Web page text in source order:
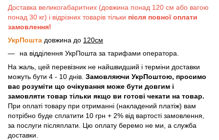
Доставка великогабаритних (довжина понад 120 см або вагою
понад 30 кг) і відрізних товарів тільки після повної оплати
замовлення!
УкрПошта довжина до 120см
на відділення УкрПошта за тарифами оператора.
На жаль, цей перевізник не найшвидший і терміни доставки
можуть бути 4 - 10 днів. Замовляючи УкрПоштою, просимо
вас розуміти що очікування може бути довгим і
замовляти товар тільки якщо ви готові чекати на товар.
При оплаті товару при отриманні (накладений платіж) вам
потрібно буде сплатити 10 грн + 2% від вартості замовлення,
за послуги післяплати. Цю оплату беремо не ми, а служба
доставки.